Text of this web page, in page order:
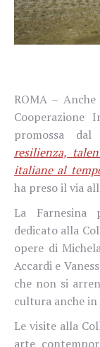
ROMA –
Cooperazione
promossa dal
resilienza,
italiane al
ha preso il via
La Farnesina
dedicato alla
opere di
Accardi e
che non si
cultura anche
Le visite alla
arte